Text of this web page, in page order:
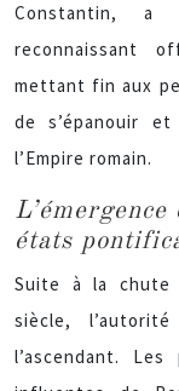
Constantin, a
reconnaissant
mettant fin aux
de s’épanouir
l’Empire romain.
états
Suite à la chute
siècle,
l’ascendant.